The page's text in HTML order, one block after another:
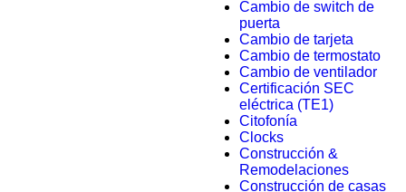
Cambio de switch de
puerta
Cambio de tarjeta
Cambio de termostato
Cambio de ventilador
Certificación SEC
eléctrica (TE1)
Citofonía
Clocks
Construcción &
Remodelaciones
Construcción de casas